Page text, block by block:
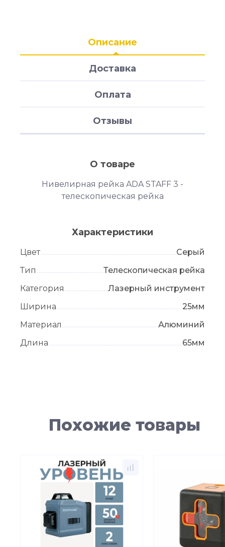
Описание
Доставка
Оплата
Отзывы
О товаре
Нивелирная рейка ADA STAFF 3 -
телескопическая рейка
Характеристики
Цвет
Серый
Тип
Телескопическая рейка
Категория
Лазерный инструмент
Ширина
25мм
Материал
Алюминий
Длина
65мм
Похожие товары